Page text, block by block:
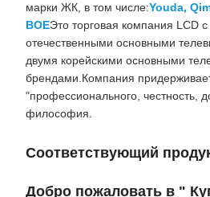
марки ЖК, в том числе:Youda,
BOEЭто торговая компания LCD
отечественными основными
двумя корейскими основными
брендами.Компания
"профессионального, честность,
философия.
Соответствующий
Добро пожаловать в "